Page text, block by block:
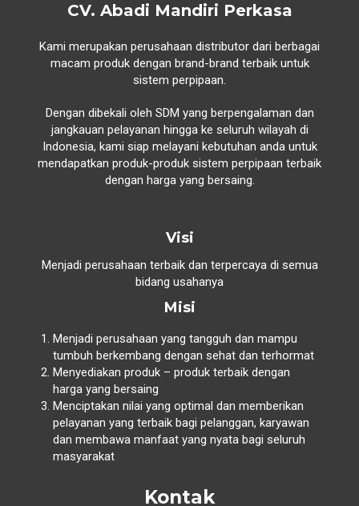
CV. Abadi Mandiri Perkasa
Kami merupakan perusahaan distributor dari berbagai
macam produk dengan brand-brand terbaik untuk
sistem perpipaan.
Dengan dibekali oleh SDM yang berpengalaman dan
jangkauan pelayanan hingga ke seluruh wilayah di
Indonesia, kami siap melayani kebutuhan anda untuk
mendapatkan produk-produk sistem perpipaan terbaik
dengan harga yang bersaing.
Visi
Menjadi perusahaan terbaik dan terpercaya di semua
bidang usahanya
Misi
Menjadi perusahaan yang tangguh dan mampu
tumbuh berkembang dengan sehat dan terhormat
Menyediakan produk – produk terbaik dengan
harga yang bersaing
Menciptakan nilai yang optimal dan memberikan
pelayanan yang terbaik bagi pelanggan, karyawan
dan membawa manfaat yang nyata bagi seluruh
masyarakat
Kontak